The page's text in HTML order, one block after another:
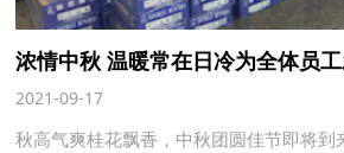
浓情中秋 温暖常在日冷为全体员
2021-09-17
秋高气爽桂花飘香，中秋团圆佳节即将到